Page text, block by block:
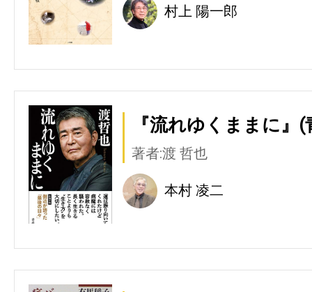
村上 陽一郎
『流れゆくままに』(
著者:渡 哲也
本村 凌二